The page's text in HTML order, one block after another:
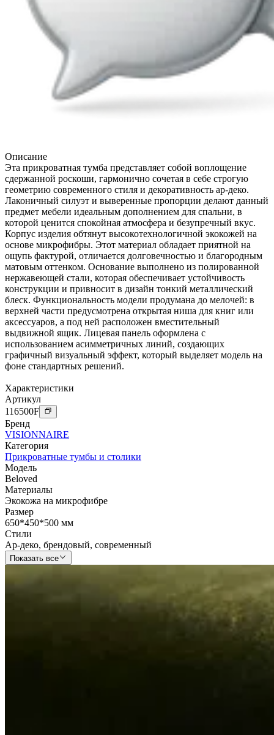
Описание
Эта прикроватная тумба представляет собой воплощение
сдержанной роскоши, гармонично сочетая в себе строгую
геометрию современного стиля и декоративность ар-деко.
Лаконичный силуэт и выверенные пропорции делают данный
предмет мебели идеальным дополнением для спальни, в
которой ценится спокойная атмосфера и безупречный вкус.
Корпус изделия обтянут высокотехнологичной экокожей на
основе микрофибры. Этот материал обладает приятной на
ощупь фактурой, отличается долговечностью и благородным
матовым оттенком. Основание выполнено из полированной
нержавеющей стали, которая обеспечивает устойчивость
конструкции и привносит в дизайн тонкий металлический
блеск. Функциональность модели продумана до мелочей: в
верхней части предусмотрена открытая ниша для книг или
аксессуаров, а под ней расположен вместительный
выдвижной ящик. Лицевая панель оформлена с
использованием асимметричных линий, создающих
графичный визуальный эффект, который выделяет модель на
фоне стандартных решений.
Характеристики
Артикул
116500F
Бренд
VISIONNAIRE
Категория
Прикроватные тумбы и столики
Модель
Beloved
Материалы
Экокожа на микрофибре
Размер
650*450*500 мм
Стили
Ар-деко, брендовый, современный
Показать все